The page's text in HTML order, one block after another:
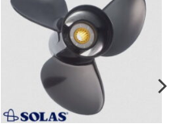
Auf die
Wunschliste